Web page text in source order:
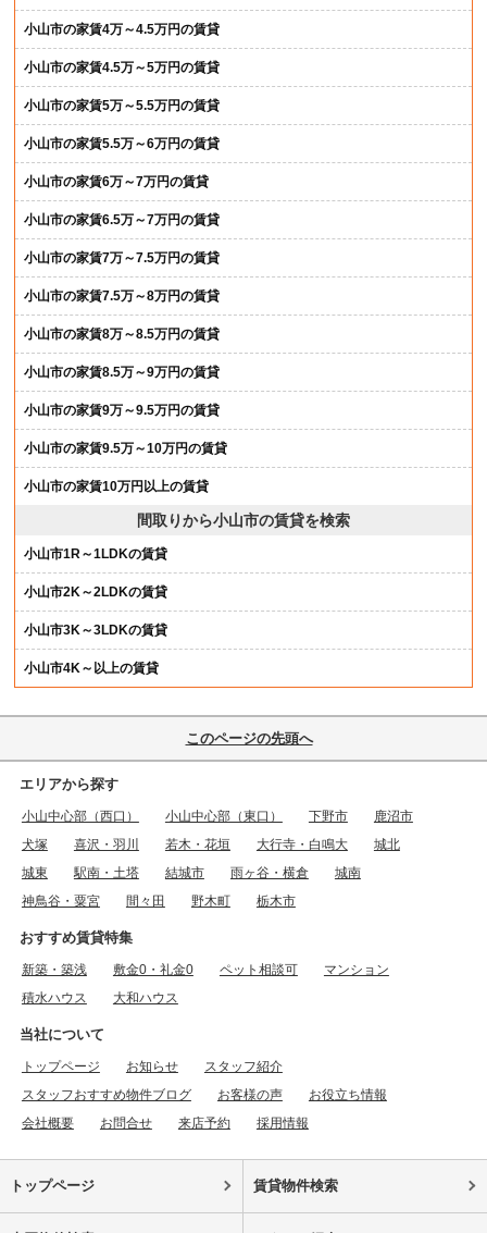
小山市の家賃4万～4.5万円の賃貸
小山市の家賃4.5万～5万円の賃貸
小山市の家賃5万～5.5万円の賃貸
小山市の家賃5.5万～6万円の賃貸
小山市の家賃6万～7万円の賃貸
小山市の家賃6.5万～7万円の賃貸
小山市の家賃7万～7.5万円の賃貸
小山市の家賃7.5万～8万円の賃貸
小山市の家賃8万～8.5万円の賃貸
小山市の家賃8.5万～9万円の賃貸
小山市の家賃9万～9.5万円の賃貸
小山市の家賃9.5万～10万円の賃貸
小山市の家賃10万円以上の賃貸
間取りから小山市の賃貸を検索
小山市1R～1LDKの賃貸
小山市2K～2LDKの賃貸
小山市3K～3LDKの賃貸
小山市4K～以上の賃貸
このページの先頭へ
エリアから探す
小山中心部（西口） 小山中心部（東口） 下野市
鹿沼市
犬塚
喜沢・羽川 若木・花垣 大行寺・白鳴大
城北
城東
駅南・土塔 結城市 雨ヶ谷・横倉
城南
神鳥谷・粟宮
間々田 野木町 栃木市
おすすめ賃貸特集
新築・築浅 敷金0・礼金0 ペット相談可
マンション
積水ハウス
大和ハウス
当社について
トップページ お知らせ
スタッフ紹介
スタッフおすすめ物件ブログ
お客様の声
お役立ち情報
会社概要
お問合せ 来店予約 採用情報
トップページ 賃貸物件検索